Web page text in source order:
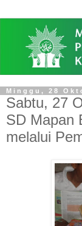
Minggu, 28
Sabtu, 27
SD Mapan
melalui